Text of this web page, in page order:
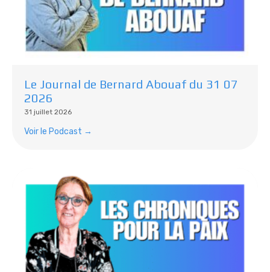
Le Journal de Bernard Abouaf du 31 07
2026
31 juillet 2026
Voir le Podcast →